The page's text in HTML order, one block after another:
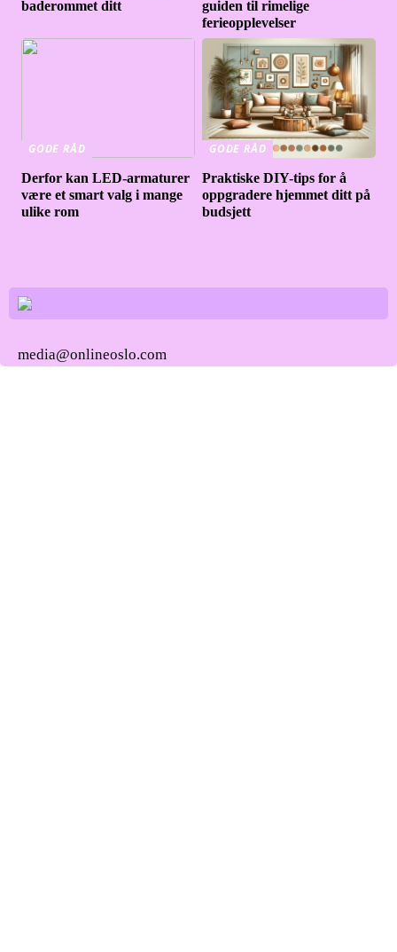
baderommet ditt
guiden til rimelige
ferieopplevelser
GODE RÅD
Derfor kan LED-armaturer
være et smart valg i mange
ulike rom
GODE RÅD
Praktiske DIY-tips for å
oppgradere hjemmet ditt på
budsjett
media@onlineoslo.com